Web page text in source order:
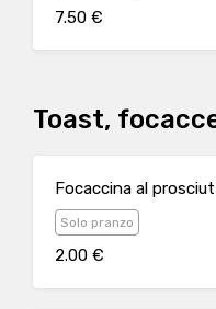
7.50 €
Toast,
Focaccina al
Solo pranzo
2.00 €